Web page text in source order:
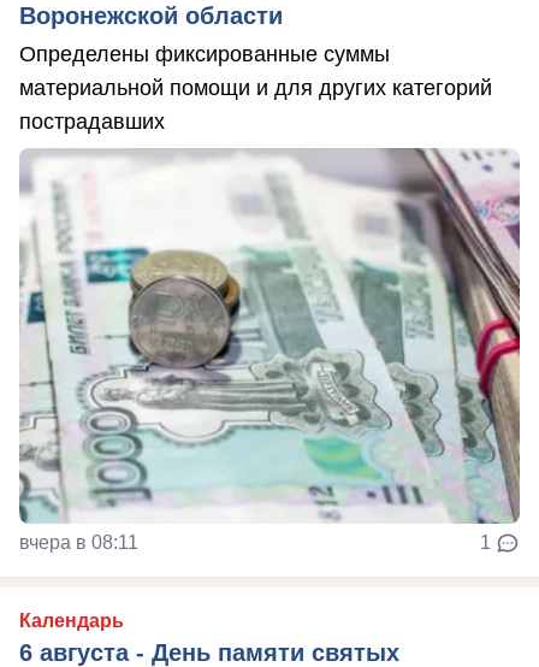
Воронежской области
Определены фиксированные суммы
материальной помощи и для других категорий
пострадавших
вчера в 08:11 1
Календарь
6 августа - День памяти святых